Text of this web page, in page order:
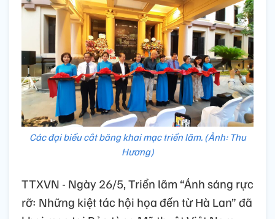
Các đại biểu cắt băng khai mạc triển lãm. (Ảnh: Thu
Hương)
TTXVN - Ngày 26/5, Triển lãm “Ánh sáng rực
rỡ: Những kiệt tác hội họa đến từ Hà Lan” đã